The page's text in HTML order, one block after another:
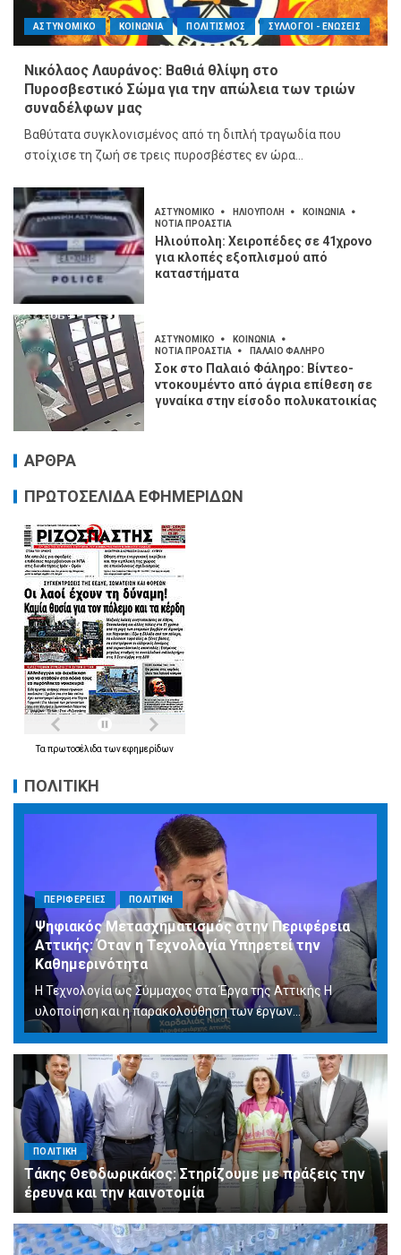
ΑΣΤΥΝΟΜΙΚΟ ΚΟΙΝΩΝΙΑ ΠΟΛΙΤΙΣΜΟΣ ΣΥΛΛΟΓΟΙ - ΕΝΩΣΕΙΣ
Νικόλαος Λαυράνος: Βαθιά θλίψη στο
Πυροσβεστικό Σώμα για την απώλεια των τριών
συναδέλφων μας
Βαθύτατα συγκλονισμένος από τη διπλή τραγωδία που
στοίχισε τη ζωή σε τρεις πυροσβέστες εν ώρα...
ΑΣΤΥΝΟΜΙΚΟ ΗΛΙΟΥΠΟΛΗ
ΚΟΙΝΩΝΙΑ
ΝΟΤΙΑ ΠΡΟΑΣΤΙΑ
Ηλιούπολη: Χειροπέδες σε 41χρονο
για κλοπές εξοπλισμού από
καταστήματα
ΑΣΤΥΝΟΜΙΚΟ
ΚΟΙΝΩΝΙΑ
ΝΟΤΙΑ ΠΡΟΑΣΤΙΑ
ΠΑΛΑΙΟ ΦΑΛΗΡΟ
Σοκ στο Παλαιό Φάληρο: Βίντεο-
ντοκουμέντο από άγρια επίθεση σε
γυναίκα στην είσοδο πολυκατοικίας
ΑΡΘΡΑ
ΠΡΩΤΟΣΕΛΙΔΑ ΕΦΗΜΕΡΙΔΩΝ
Τα πρωτοσέλιδα τωνεφημερίδων
ΠΟΛΙΤΙΚΗ
ΠΕΡΙΦΕΡΕΙΕΣ ΠΟΛΙΤΙΚΗ
Ψηφιακός Μετασχηματισμός στην Περιφέρεια
Αττικής: Όταν η Τεχνολογία Υπηρετεί την
Καθημερινότητα
Η Τεχνολογία ως Σύμμαχος στα Έργα της Αττικής Η
υλοποίηση και η παρακολούθηση των έργων...
ΠΟΛΙΤΙΚΗ
Τάκης Θεοδωρικάκος: Στηρίζουμε με πράξεις την
έρευνα και την καινοτομία